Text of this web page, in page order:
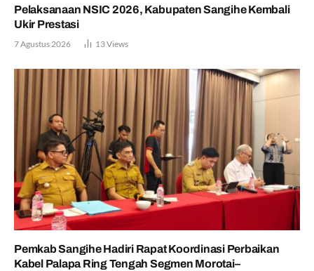
Pelaksanaan NSIC 2026, Kabupaten Sangihe Kembali
Ukir Prestasi
7 Agustus 2026 13Views
Pemkab Sangihe Hadiri Rapat Koordinasi Perbaikan
Kabel Palapa Ring Tengah Segmen Morotai–